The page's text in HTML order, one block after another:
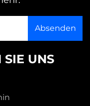
SIE UNS